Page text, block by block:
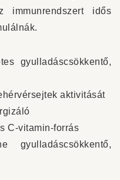
immunrendszert idős
gyulladáscsökkentő,
aktivitását
C-vitamin-forrás